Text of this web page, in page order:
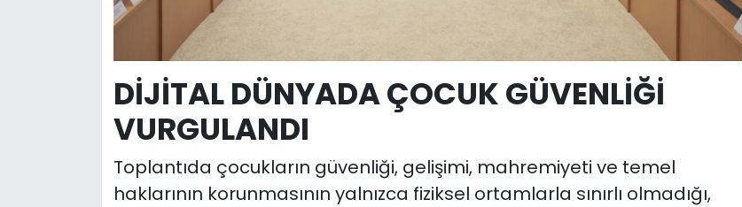
DİJİTAL DÜNYADA ÇOCUK GÜVENLİĞİ
VURGULANDI
Toplantıda çocukların güvenliği, gelişimi, mahremiyeti ve temel
haklarının korunmasının yalnızca fiziksel ortamlarla sınırlı olmadığı,